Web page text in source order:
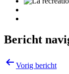
Bericht
Vorig bericht